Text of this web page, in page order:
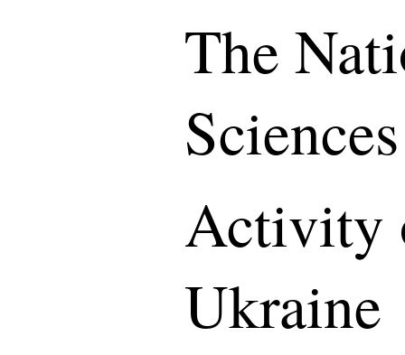
The
Activity
Ukraine